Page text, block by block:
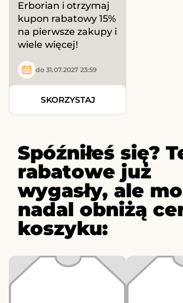
Erborian i otrzymaj
kupon rabatowy 15%
na pierwsze zakupy i
wiele więcej!
do 31.07.2027 23:59
SKORZYSTAJ
Spóźniłeś się?
rabatowe już
wygasły, ale
nadal obniżą
koszyku: